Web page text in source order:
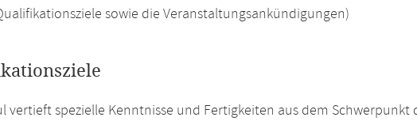
sowie die Veranstaltungsankündigungen)
vertieft spezielle Kenntnisse und Fertigkeiten aus dem